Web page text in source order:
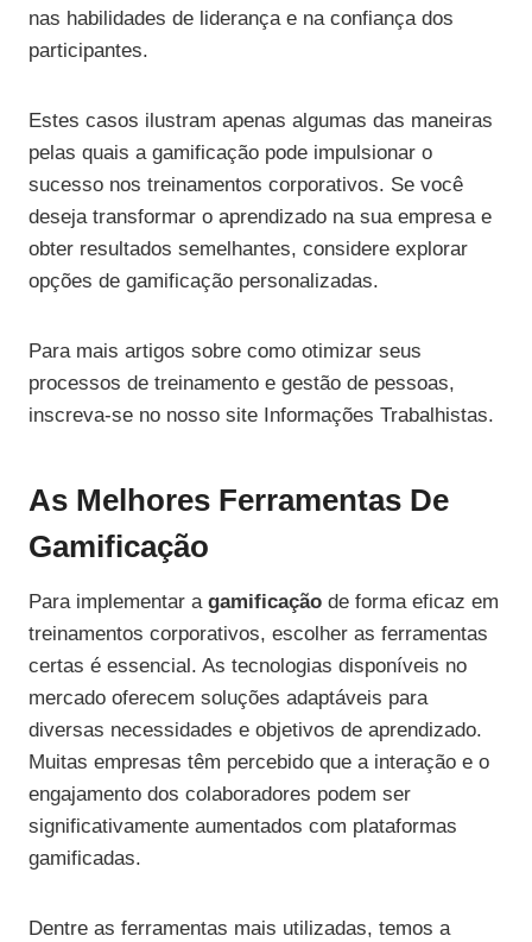
nas habilidades de liderança e na confiança dos
participantes.
Estes casos ilustram apenas algumas das maneiras
pelas quais a gamificação pode impulsionar o
sucesso nos treinamentos corporativos. Se você
deseja transformar o aprendizado na sua empresa e
obter resultados semelhantes, considere explorar
opções de gamificação personalizadas.
Para mais artigos sobre como otimizar seus
processos de treinamento e gestão de pessoas,
inscreva-se no nosso site Informações Trabalhistas.
As Melhores Ferramentas De
Gamificação
Para implementar a gamificação de forma eficaz em
treinamentos corporativos, escolher as ferramentas
certas é essencial. As tecnologias disponíveis no
mercado oferecem soluções adaptáveis para
diversas necessidades e objetivos de aprendizado.
Muitas empresas têm percebido que a interação e o
engajamento dos colaboradores podem ser
significativamente aumentados com plataformas
gamificadas.
Dentre as ferramentas mais utilizadas, temos a